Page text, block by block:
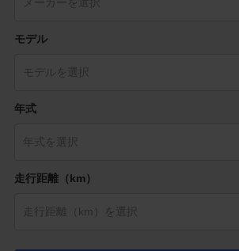
モデル
年式
走行距離（km）